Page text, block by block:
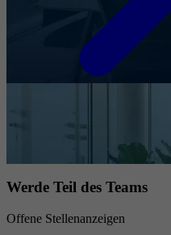
Werde Teil des Teams
Offene Stellenanzeigen